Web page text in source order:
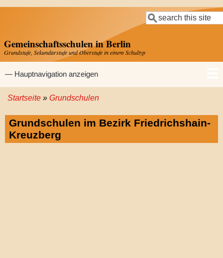
Suche
Gemeinschaftsschulen in Berlin
Grundstufe, Sekundarstufe und Oberstufe in einem Schultyp
Hauptnavigation
— Hauptnavigation anzeigen
Startseite
Gemeinschaftsschulen
Grundschulen
Sekundarschulen
Gymnasien
Startseite Grundschulen
Grundschulen im Bezirk Friedrichshain-
Kreuzberg